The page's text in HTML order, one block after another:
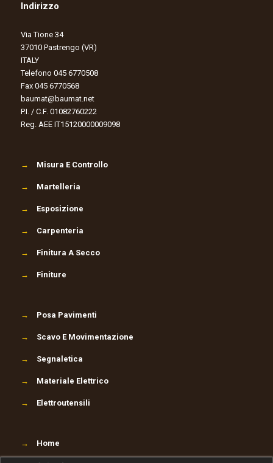
Indirizzo
Via Tione 34
37010 Pastrengo (VR)
ITALY
Telefono 045 6770508
Fax 045 6770568
baumat@baumat.net
P.I. / C.F. 01082760222
Reg. AEE IT15120000009098
→ Misura E Controllo
→ Martelleria
→ Esposizione
→ Carpenteria
→ Finitura A Secco
→ Finiture
→ Posa Pavimenti
→ Scavo E Movimentazione
→ Segnaletica
→ Materiale Elettrico
→ Elettroutensili
→ Home